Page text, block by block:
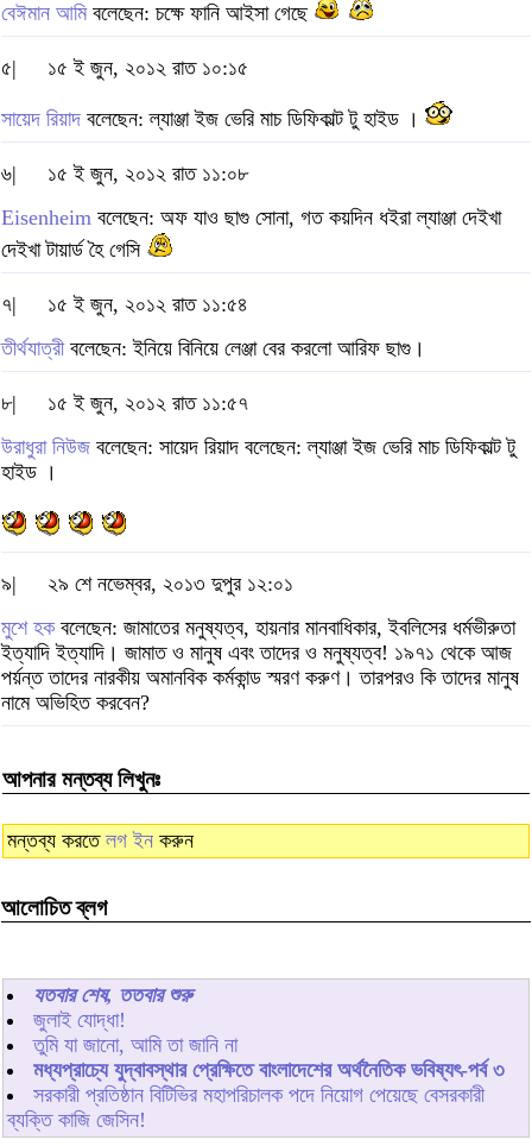
বেঈমান আমিবলেছেন: চক্ষে ফানি আইসা গেছে
৫| ১৫ ই জুন, ২০১২ রাত ১০:১৫
সায়েদ রিয়াদ বলেছেন: ল্যাঞ্জা ইজ ভেরি মাচ ডিফিকাল্ট টু হাইড ।
৬|
১৫ ই জুন, ২০১২ রাত ১১:০৮
Eisenheim বলেছেন: অফ যাও ছাগু সোনা, গত কয়দিন ধইরা ল্যাঞ্জা দেইখা
দেইখা টায়ার্ড হৈ গেসি
৭|
১৫ ই জুন, ২০১২ রাত ১১:৫৪
তীর্থযাত্রীবলেছেন: ইনিয়ে বিনিয়ে লেঞ্জা বের করলো আরিফ ছাগু।
৮|
১৫ ই জুন, ২০১২ রাত ১১:৫৭
উরাধুরা নিউজ বলেছেন: সায়েদ রিয়াদ বলেছেন: ল্যাঞ্জা ইজ ভেরি মাচ ডিফিকাল্ট টু
হাইড ।
৯|
২৯ শে নভেম্বর, ২০১৩ দুপুর ১২:০১
মুশে হকবলেছেন: জামাতের মনুষ্যত্ব, হায়নার মানবাধিকার, ইবলিসের ধর্মভীরুতা
ইত্যাদি ইত্যাদি। জামাত ও মানুষ এবং তাদের ও মনুষ্যত্ব! ১৯৭১ থেকে আজ
পর্য়ন্ত তাদের নারকীয় অমানবিক কর্মকান্ড স্মরণ করুণ। তারপরও কি তাদের মানুষ
নামে অভিহিত করবেন?
আপনার মন্তব্য লিখুনঃ
মন্তব্য করতে লগ ইন করুন
আলোচিত ব্লগ
যতবার শেষ, ততবার শুরু
জুলাই যোদ্ধা!
তুমি যা জানো, আমি তা জানি না
মধ্যপ্রাচ্যে যুদ্বাবস্থার প্রেক্ষিতে বাংলাদেশের অর্থনৈতিক ভবিষ্যৎ-পর্ব ৩
সরকারী প্রতিষ্ঠান বিটিভির মহাপরিচালক পদে নিয়োগ পেয়েছে বেসরকারী
ব্যক্তি কাজি জেসিন!